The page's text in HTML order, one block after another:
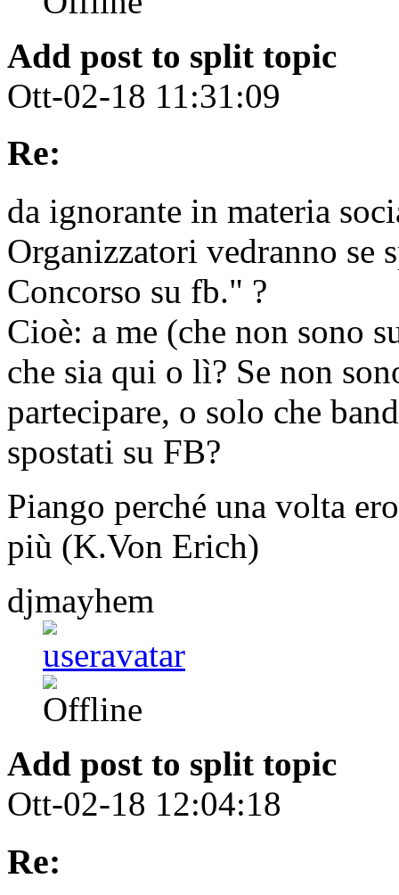
Add post to split topic
Ott-02-18 11:31:09
Re:
da ignorante in materia
Organizzatori vedranno se
Concorso su fb." ?
Cioè: a me (che non sono
che sia qui o lì? Se non
partecipare, o solo che
spostati su FB?
Piango perché una volta
più (K.Von Erich)
djmayhem
Add post to split topic
Ott-02-18 12:04:18
Re: